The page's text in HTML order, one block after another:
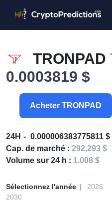
TRONPAD
0.0003819 $
Acheter TRONPAD
24H 0.000006383775811 $
Cap. de marché : 292,293 $
Volume sur 24 h : 1.008 $
Sélectionnez l'année 2026
2030